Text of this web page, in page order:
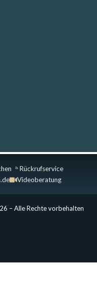
Rückrufservice
Videoberatung
– Alle Rechte vorbehalten